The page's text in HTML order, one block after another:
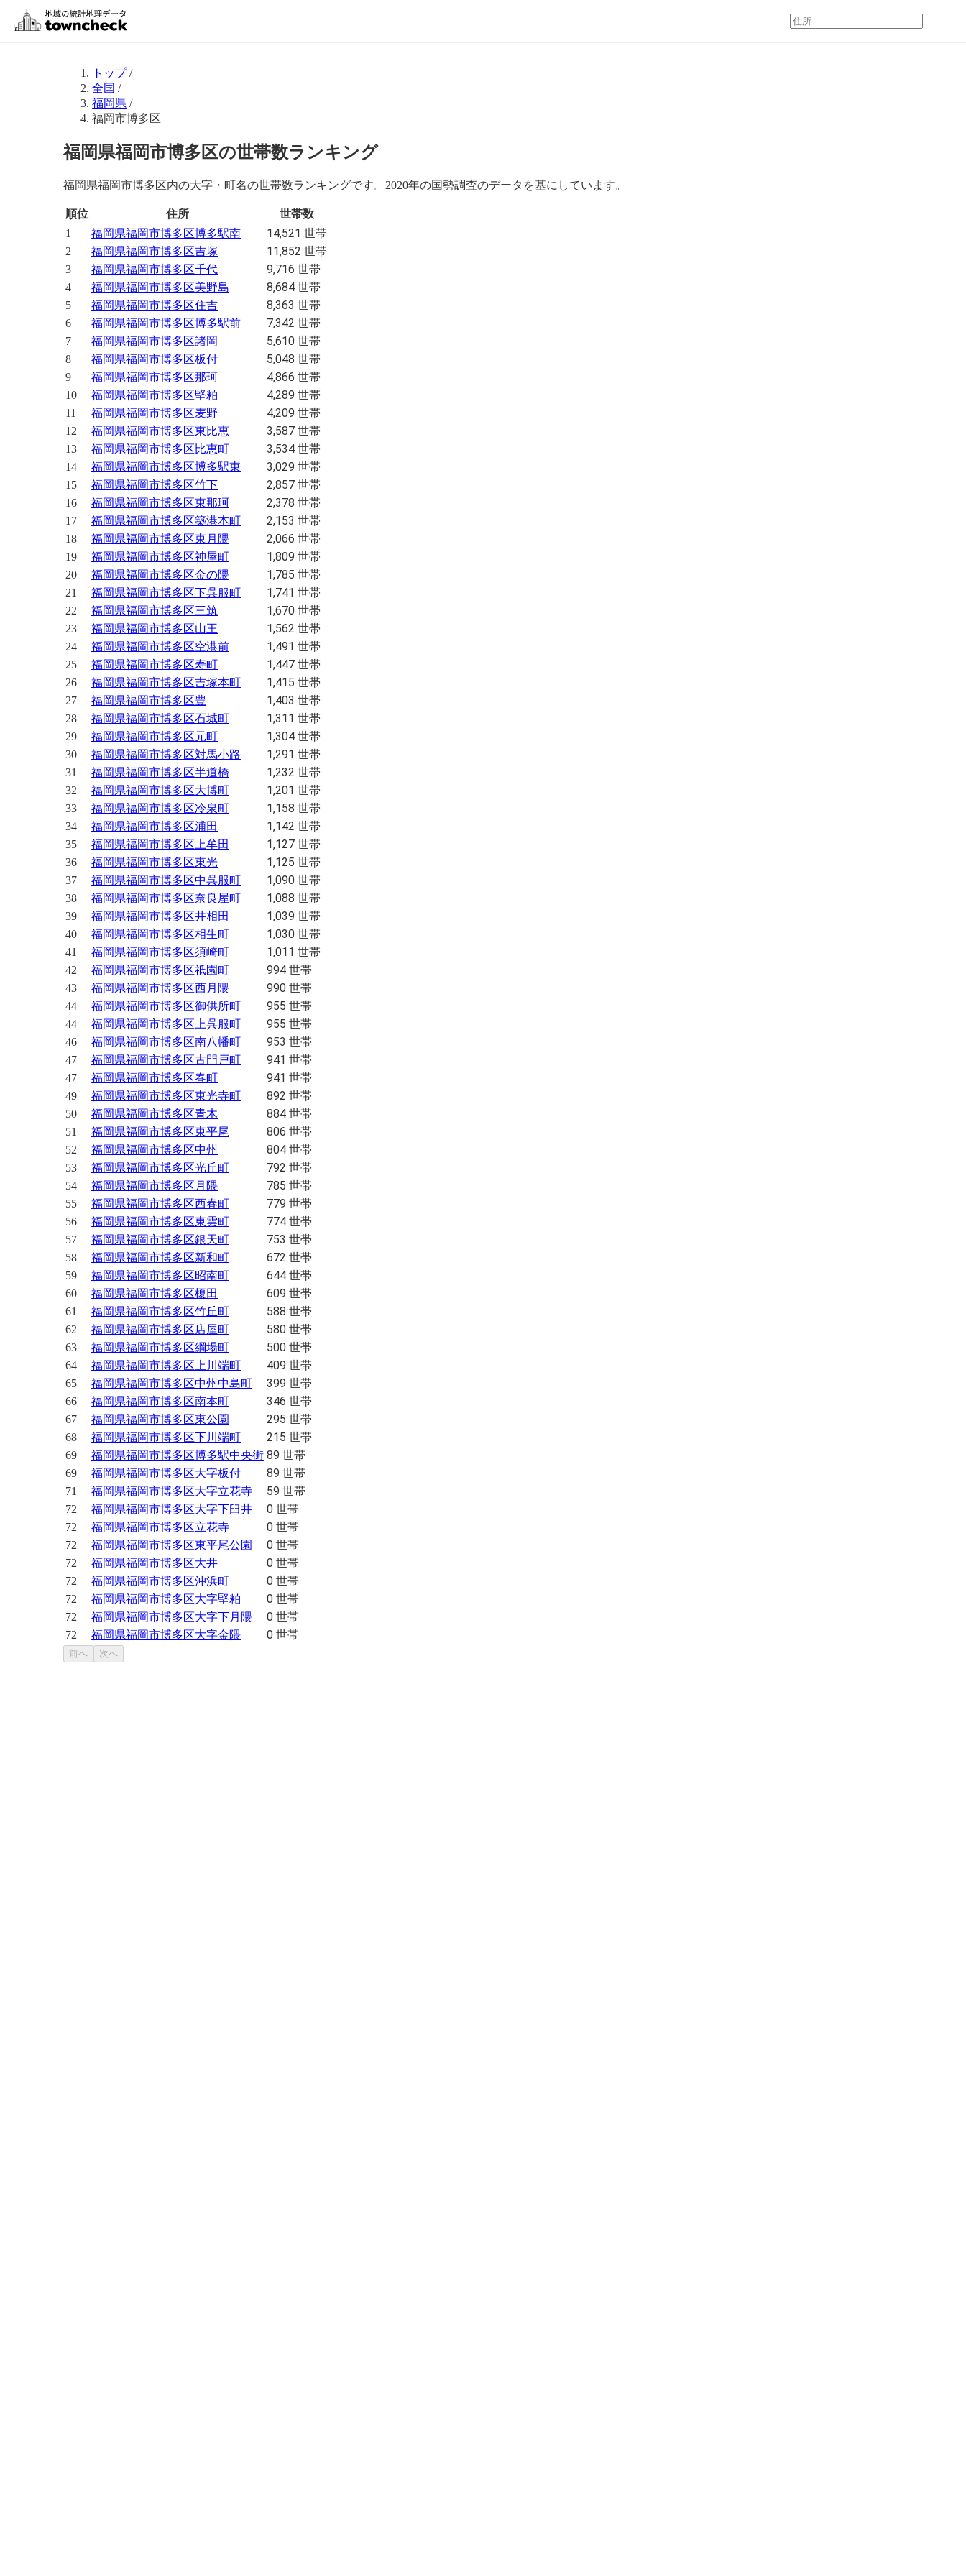
トップ/
全国 /
福岡県 /
福岡市博多区
福岡県福岡市博多区の世帯数ランキング
福岡県福岡市博多区内の大字・町名の世帯数ランキングです。2020年の国勢調査のデータを基にしています。
順位 住所
世帯数
1
福岡県福岡市博多区博多駅南 14,521 世帯
2 福岡県福岡市博多区吉塚 11,852 世帯
3 福岡県福岡市博多区千代 9,716 世帯
4 福岡県福岡市博多区美野島 8,684 世帯
5 福岡県福岡市博多区住吉 8,363 世帯
6 福岡県福岡市博多区博多駅前 7,342 世帯
7 福岡県福岡市博多区諸岡 5,610 世帯
8 福岡県福岡市博多区板付 5,048 世帯
9 福岡県福岡市博多区那珂 4,866 世帯
10 福岡県福岡市博多区堅粕 4,289 世帯
11 福岡県福岡市博多区麦野 4,209 世帯
12 福岡県福岡市博多区東比恵 3,587 世帯
13 福岡県福岡市博多区比恵町 3,534 世帯
14 福岡県福岡市博多区博多駅東 3,029 世帯
15 福岡県福岡市博多区竹下 2,857 世帯
16 福岡県福岡市博多区東那珂 2,378 世帯
17 福岡県福岡市博多区築港本町 2,153 世帯
18 福岡県福岡市博多区東月隈 2,066 世帯
19 福岡県福岡市博多区神屋町 1,809 世帯
20 福岡県福岡市博多区金の隈 1,785 世帯
21 福岡県福岡市博多区下呉服町 1,741 世帯
22 福岡県福岡市博多区三筑 1,670 世帯
23 福岡県福岡市博多区山王 1,562 世帯
24 福岡県福岡市博多区空港前 1,491 世帯
25 福岡県福岡市博多区寿町 1,447 世帯
26 福岡県福岡市博多区吉塚本町 1,415 世帯
27 福岡県福岡市博多区豊 1,403 世帯
28 福岡県福岡市博多区石城町 1,311 世帯
29 福岡県福岡市博多区元町 1,304 世帯
30 福岡県福岡市博多区対馬小路 1,291 世帯
31 福岡県福岡市博多区半道橋 1,232 世帯
32 福岡県福岡市博多区大博町 1,201 世帯
33 福岡県福岡市博多区冷泉町 1,158 世帯
34 福岡県福岡市博多区浦田 1,142 世帯
35 福岡県福岡市博多区上牟田 1,127 世帯
36 福岡県福岡市博多区東光 1,125 世帯
37 福岡県福岡市博多区中呉服町 1,090 世帯
38 福岡県福岡市博多区奈良屋町 1,088 世帯
39 福岡県福岡市博多区井相田 1,039 世帯
40 福岡県福岡市博多区相生町 1,030 世帯
41 福岡県福岡市博多区須崎町 1,011 世帯
42 福岡県福岡市博多区祇園町 994 世帯
43 福岡県福岡市博多区西月隈 990 世帯
44 福岡県福岡市博多区御供所町 955 世帯
44 福岡県福岡市博多区上呉服町 955 世帯
46 福岡県福岡市博多区南八幡町 953 世帯
47 福岡県福岡市博多区古門戸町 941 世帯
47 福岡県福岡市博多区春町 941 世帯
49 福岡県福岡市博多区東光寺町 892 世帯
50 福岡県福岡市博多区青木 884 世帯
51 福岡県福岡市博多区東平尾 806 世帯
52 福岡県福岡市博多区中州 804 世帯
53 福岡県福岡市博多区光丘町 792 世帯
54 福岡県福岡市博多区月隈 785 世帯
55 福岡県福岡市博多区西春町 779 世帯
56 福岡県福岡市博多区東雲町 774 世帯
57 福岡県福岡市博多区銀天町 753 世帯
58 福岡県福岡市博多区新和町 672 世帯
59 福岡県福岡市博多区昭南町 644 世帯
60 福岡県福岡市博多区榎田 609 世帯
61 福岡県福岡市博多区竹丘町 588 世帯
62 福岡県福岡市博多区店屋町 580 世帯
63 福岡県福岡市博多区綱場町 500 世帯
64 福岡県福岡市博多区上川端町 409 世帯
65 福岡県福岡市博多区中州中島町 399 世帯
66 福岡県福岡市博多区南本町 346 世帯
67 福岡県福岡市博多区東公園 295 世帯
68 福岡県福岡市博多区下川端町 215 世帯
69 福岡県福岡市博多区博多駅中央街 89 世帯
69 福岡県福岡市博多区大字板付 89 世帯
71 福岡県福岡市博多区大字立花寺 59 世帯
72 福岡県福岡市博多区大字下臼井 0 世帯
72 福岡県福岡市博多区立花寺 0 世帯
72 福岡県福岡市博多区東平尾公園 0 世帯
72 福岡県福岡市博多区大井 0 世帯
72 福岡県福岡市博多区沖浜町 0 世帯
72 福岡県福岡市博多区大字堅粕 0 世帯
72 福岡県福岡市博多区大字下月隈 0 世帯
72 福岡県福岡市博多区大字金隈 0 世帯
前へ 次へ